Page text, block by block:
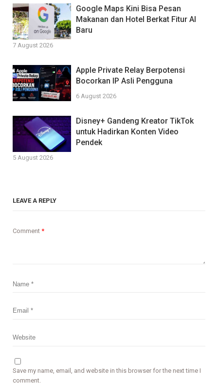
Google Maps Kini Bisa Pesan
Makanan dan Hotel Berkat Fitur AI
Baru
7 August 2026
Apple Private Relay Berpotensi
Bocorkan IP Asli Pengguna
6 August 2026
Disney+ Gandeng Kreator TikTok
untuk Hadirkan Konten Video
Pendek
5 August 2026
LEAVE A REPLY
Comment*
Save my name, email, and website in this browser for the next time I
comment.